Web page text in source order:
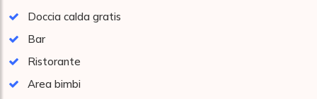
Doccia calda gratis
Bar
Ristorante
Area bimbi